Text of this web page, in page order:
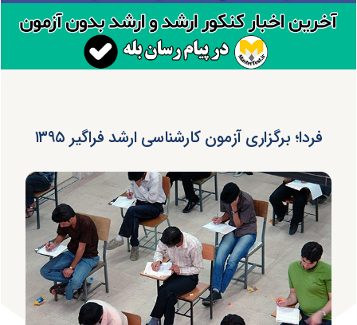
فردا؛ برگزاری آزمون کارشناسی ارشد فراگیر ۱۳۹۵